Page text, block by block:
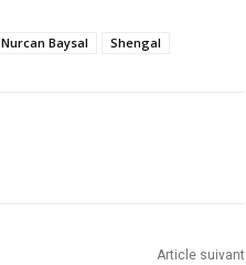
Nurcan Baysal Shengal
Article suivant